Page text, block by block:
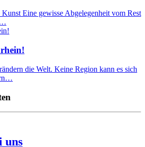
Eine gewisse Abgelegenheit vom Rest
die Welt. Keine Region kann es sich
uns